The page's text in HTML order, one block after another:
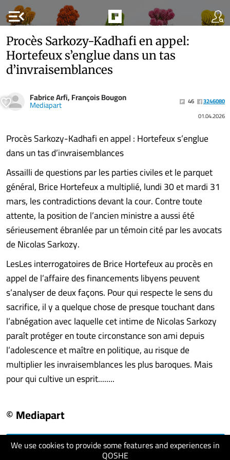
menu_open
We use cookies to provide some features and experiences in
QOSHE
Procès Sarkozy-Kadhafi en appel:
Hortefeux s’englue dans un tas
d’invraisemblances
Fabrice Arfi, François Bougon
Mediapart 46
3246080
01.04.2026
Procès Sarkozy-Kadhafi en appel : Hortefeux s’englue
dans un tas d’invraisemblances
Assailli de questions par les parties civiles et le parquet
général, Brice Hortefeux a multiplié, lundi 30 et mardi 31
mars, les contradictions devant la cour. Contre toute
attente, la position de l’ancien ministre a aussi été
sérieusement ébranlée par un témoin cité par les avocats
de Nicolas Sarkozy.
LesLes interrogatoires de Brice Hortefeux au procès en
appel de l’affaire des financements libyens peuvent
s’analyser de deux façons. Pour qui respecte le sens du
sacrifice, il y a quelque chose de presque touchant dans
l’abnégation avec laquelle cet intime de Nicolas Sarkozy
paraît protéger en toute circonstance son ami depuis
l’adolescence et maître en politique, au risque de
multiplier les invraisemblances les plus baroques. Mais
pour qui cultive un esprit........
© Mediapart
visit website